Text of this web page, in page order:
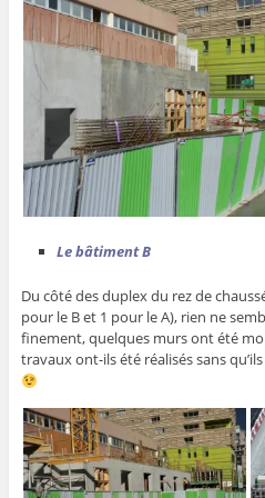
Le bâtiment B
Du côté des duplex du rez de
pour le B et 1 pour le A), rien ne
finement, quelques murs ont été
travaux ont-ils été réalisés sans